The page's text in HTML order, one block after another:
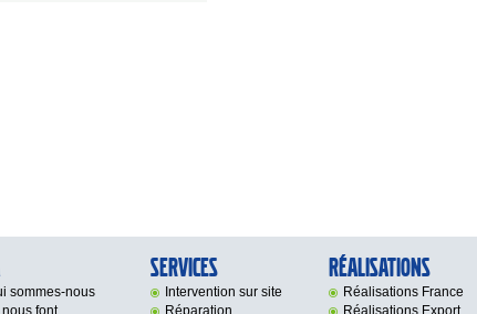
sommes-nous
nous font
Services
Intervention sur site
Réparation
Réalisations
Réalisations France
Réalisations Export